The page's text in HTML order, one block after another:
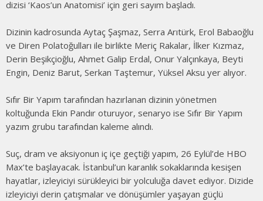
dizisi ‘Kaos’un Anatomisi’ için geri sayım başladı.
Dizinin kadrosunda Aytaç Şaşmaz, Serra Arıtürk, Erol Babaoğlu
ve Diren Polatoğulları ile birlikte Meriç Rakalar, İlker Kızmaz,
Derin Beşikçioğlu, Ahmet Galip Erdal, Onur Yalçınkaya, Beyti
Engin, Deniz Barut, Serkan Taştemur, Yüksel Aksu yer alıyor.
Sıfır Bir Yapım tarafından hazırlanan dizinin yönetmen
koltuğunda Ekin Pandır oturuyor, senaryo ise Sıfır Bir Yapım
yazım grubu tarafından kaleme alındı.
Suç, dram ve aksiyonun iç içe geçtiği yapım, 26 Eylül’de HBO
Max’te başlayacak. İstanbul’un karanlık sokaklarında kesişen
hayatlar, izleyiciyi sürükleyici bir yolculuğa davet ediyor. Dizide
izleyiciyi derin çatışmalar ve dönüşümler yaşayan güçlü